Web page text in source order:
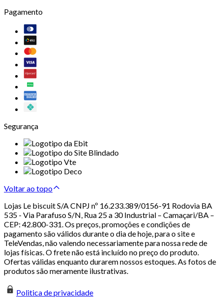
Pagamento
Segurança
Voltar ao topo
Lojas Le biscuit S/A CNPJ nº 16.233.389/0156-91 Rodovia BA
535 - Via Parafuso S/N, Rua 25 a 30 Industrial – Camaçari/BA –
CEP: 42.800-331. Os preços, promoções e condições de
pagamento são válidos durante o dia de hoje, para o site e
TeleVendas, não valendo necessariamente para nossa rede de
lojas físicas. O frete não está incluído no preço do produto.
Ofertas válidas enquanto durarem nossos estoques. As fotos de
produtos são meramente ilustrativas.
Politica de privacidade